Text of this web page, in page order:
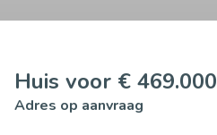
Huis voor € 469.000
Adres op aanvraag